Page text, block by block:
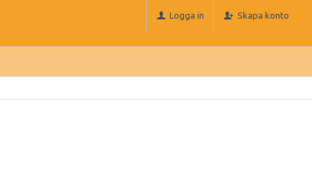
Logga in Skapa konto